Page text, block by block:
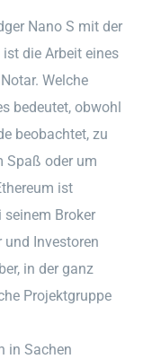
Nano S mit der
die Arbeit eines
Welche
bedeutet, obwohl
beobachtet, zu
Spaß oder um
ist
seinem Broker
Investoren
in der ganz
Projektgruppe
in Sachen